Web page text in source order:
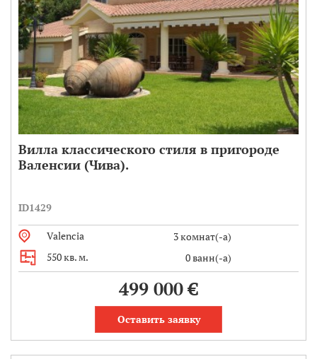
Вилла классического стиля в пригороде
Валенсии (Чива).
ID1429
Valencia
3 комнат(-а)
550 кв. м.
0 ванн(-а)
499 000 €
Оставить заявку